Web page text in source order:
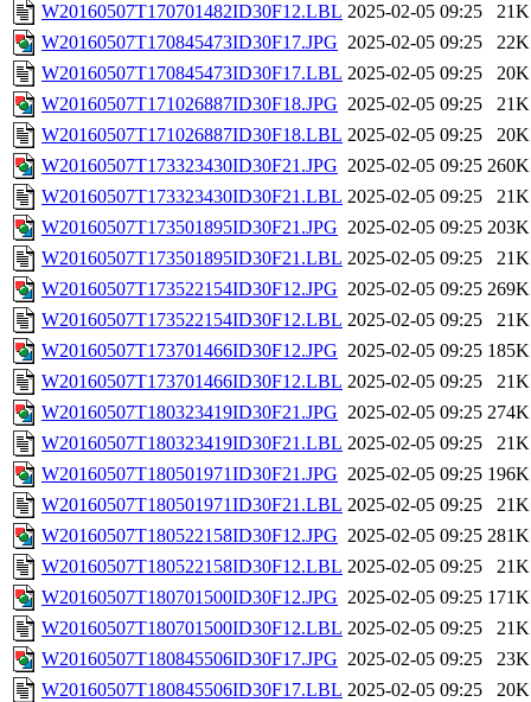
W20160507T170701482ID30F12.LBL 2025-02-05 09:25
21K
W20160507T170845473ID30F17.JPG 2025-02-05 09:25
22K
W20160507T170845473ID30F17.LBL 2025-02-05 09:25
20K
W20160507T171026887ID30F18.JPG 2025-02-05 09:25
21K
W20160507T171026887ID30F18.LBL 2025-02-05 09:25
20K
W20160507T173323430ID30F21.JPG 2025-02-05 09:25 260K
W20160507T173323430ID30F21.LBL 2025-02-05 09:25
21K
W20160507T173501895ID30F21.JPG 2025-02-05 09:25 203K
W20160507T173501895ID30F21.LBL 2025-02-05 09:25
21K
W20160507T173522154ID30F12.JPG 2025-02-05 09:25 269K
W20160507T173522154ID30F12.LBL 2025-02-05 09:25
21K
W20160507T173701466ID30F12.JPG 2025-02-05 09:25 185K
W20160507T173701466ID30F12.LBL 2025-02-05 09:25
21K
W20160507T180323419ID30F21.JPG 2025-02-05 09:25 274K
W20160507T180323419ID30F21.LBL 2025-02-05 09:25
21K
W20160507T180501971ID30F21.JPG 2025-02-05 09:25 196K
W20160507T180501971ID30F21.LBL 2025-02-05 09:25
21K
W20160507T180522158ID30F12.JPG 2025-02-05 09:25 281K
W20160507T180522158ID30F12.LBL 2025-02-05 09:25
21K
W20160507T180701500ID30F12.JPG 2025-02-05 09:25 171K
W20160507T180701500ID30F12.LBL 2025-02-05 09:25
21K
W20160507T180845506ID30F17.JPG 2025-02-05 09:25
23K
W20160507T180845506ID30F17.LBL 2025-02-05 09:25
20K